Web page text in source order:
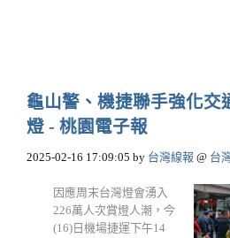
龜山警、機捷聯手強化交
燈 - 桃園電子報
2025-02-16 17:09:05 by 台灣線報 @ 台
因應周末台灣燈會湧入
226萬人次賞燈人潮，今
(16)日機場捷運下午14